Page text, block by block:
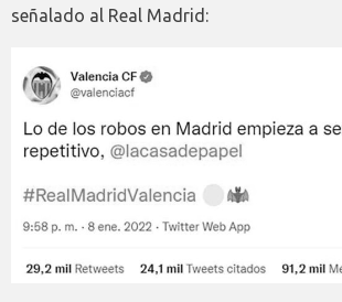
señalado al Real Madrid: